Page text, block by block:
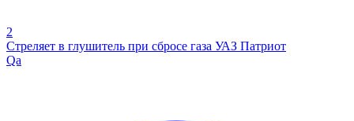
2
Стреляет в глушитель при сбросе газа УАЗ Патриот
Qa